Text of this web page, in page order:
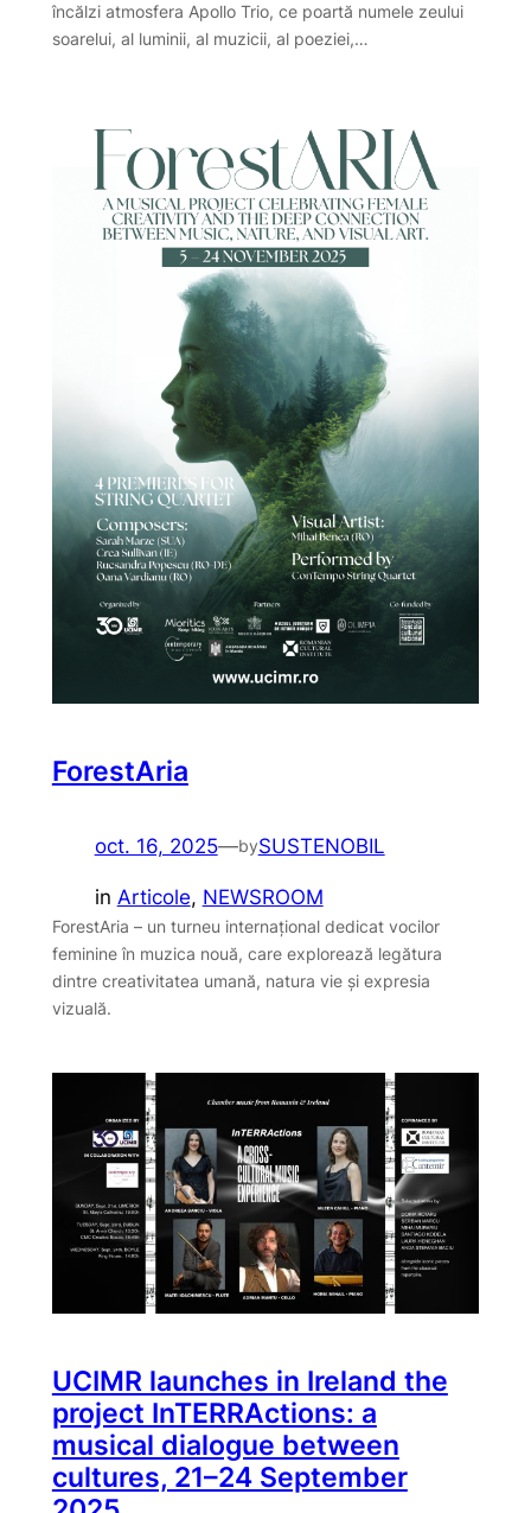
încălzi atmosfera Apollo Trio, ce poartă numele zeului
soarelui, al luminii, al muzicii, al poeziei,…
ForestAria
oct. 16, 2025—bySUSTENOBIL
in Articole, NEWSROOM
ForestAria – un turneu internațional dedicat vocilor
feminine în muzica nouă, care explorează legătura
dintre creativitatea umană, natura vie și expresia
vizuală.
UCIMR launches in Ireland the
project InTERRActions: a
musical dialogue between
cultures, 21–24 September